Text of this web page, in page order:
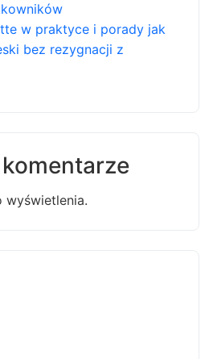
w praktyce i porady jak
bez rezygnacji z
wyświetlenia.